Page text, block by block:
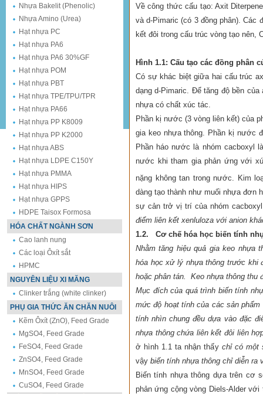
Nhựa Bakelit (Phenolic)
Nhựa Amino (Urea)
Hạt nhựa PC
Hạt nhựa PA6
Hạt nhựa PA6 30%GF
Hạt nhựa POM
Hạt nhựa PBT
Hạt nhựa TPE/TPU/TPR
Hạt nhựa PA66
Hạt nhựa PP K8009
Hạt nhựa PP K2000
Hạt nhựa ABS
Hạt nhựa LDPE C150Y
Hạt nhựa PMMA
Hạt nhựa HIPS
Hạt nhựa GPPS
HDPE Taisox Formosa
HÓA CHẤT NGÀNH SƠN
Cao lanh nung
Các loại Ôxít sắt
HPMC
NGUYÊN LIỆU XI MĂNG
Clinker trắng (white clinker)
PHỤ GIA THỨC ĂN CHĂN NUÔI
Kẽm Ôxít (ZnO), Feed Grade
MgSO4, Feed Grade
FeSO4, Feed Grade
ZnSO4, Feed Grade
MnSO4, Feed Grade
CuSO4, Feed Grade
Về công thức cấu tạo: Axit
và d-Pimaric (có 3 đồng phân). Các
kết đôi trong cấu trúc vòng tạo nên,
Hình 1.1: Cấu tạo các đồng phân
Có sự khác biệt giữa hai cấu trúc
dạng d-Pimaric. Để tăng độ bền
nhựa có chất xúc tác.
Phần kị nước (3 vòng liên kết) của
gia keo nhựa thông. Phần kị nước
Phần háo nước là nhóm cacboxyl
nước khi tham gia phản ứng với
nặng không tan trong nước. Kim
dàng tạo thành như muối nhựa đơn
sự cản trở vị trí của nhóm
điểm liên kết xenluloza với anion
1.2. Cơ chế hóa học biến tính
Nhằm tăng hiệu quả gia keo nhựa
hóa học xử lý nhựa thông trước khi
hoặc phân tán. Keo nhựa thông thu
Mục đích của quá trình biến tính
mức độ hoạt tính của các sản
tính nhìn chung đều dựa vào đặc
nhựa thông chứa liên kết đôi liên
ở hình 1.1 ta nhận thấy chỉ có một
vậy biến tính nhựa thông chỉ diễn ra
Biến tính nhựa thông dựa trên cơ
phản ứng cộng vòng Diels-Alder